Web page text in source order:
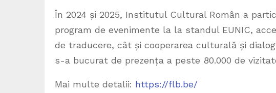
În 2024 și 2025, Institutul Cultural Român a
program de evenimente la la standul EUNIC,
de traducere, cât și cooperarea culturală și
s-a bucurat de prezența a peste 80.000 de
Mai multe detalii: https://flb.be/